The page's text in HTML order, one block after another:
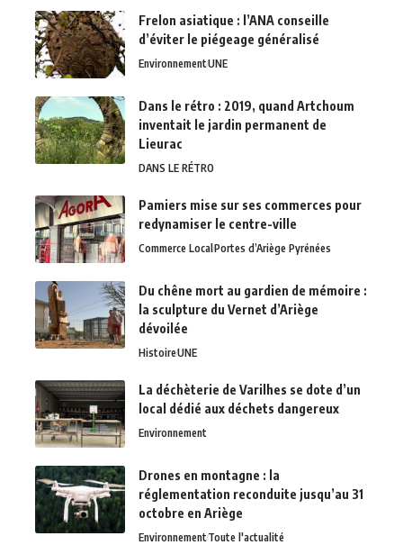
Frelon asiatique : l’ANA conseille
d’éviter le piégeage généralisé
EnvironnementUNE
Dans le rétro : 2019, quand Artchoum
inventait le jardin permanent de
Lieurac
DANS LE RÉTRO
Pamiers mise sur ses commerces pour
redynamiser le centre-ville
Commerce Local Portes d’Ariège Pyrénées
Du chêne mort au gardien de mémoire :
la sculpture du Vernet d’Ariège
dévoilée
HistoireUNE
La déchèterie de Varilhes se dote d’un
local dédié aux déchets dangereux
Environnement
Drones en montagne : la
réglementation reconduite jusqu’au 31
octobre en Ariège
EnvironnementToute l'actualité